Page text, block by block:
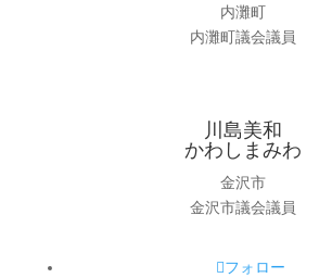
内灘町
内灘町議会議員
川島美和
かわしまみわ
金沢市
金沢市議会議員
フォロー